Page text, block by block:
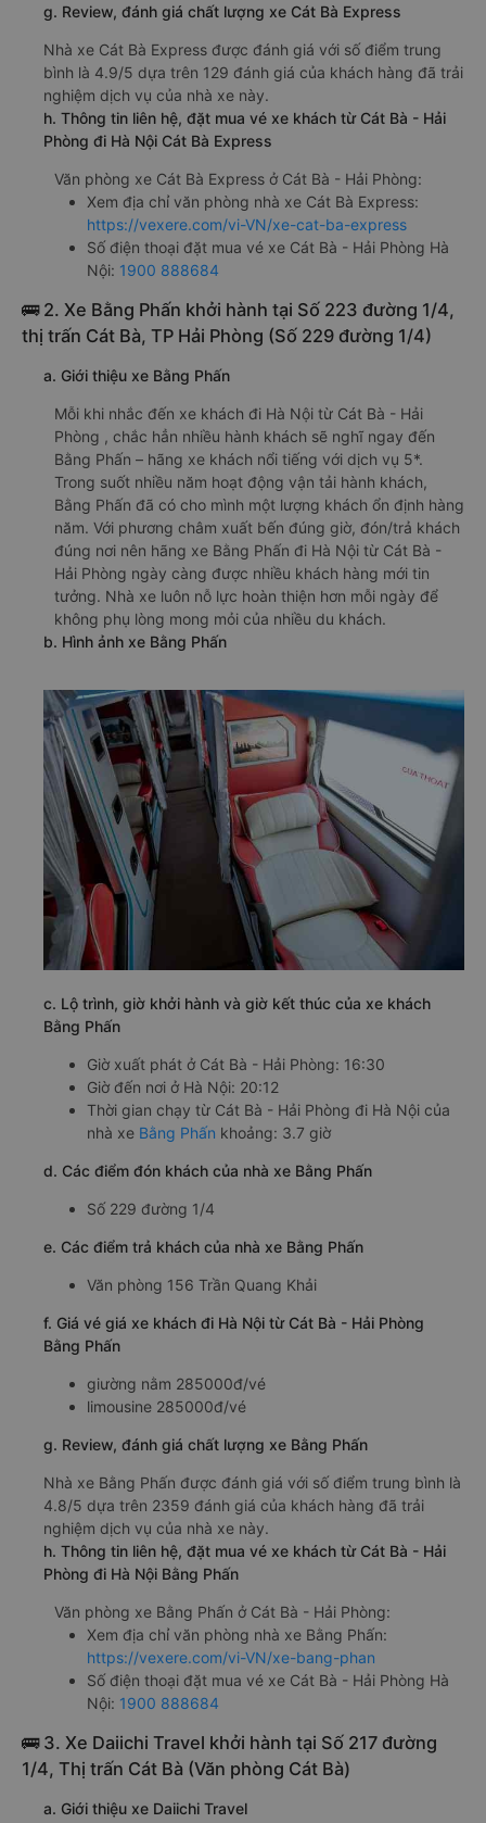
g. Review, đánh giá chất lượng xe Cát Bà Express
Nhà xe Cát Bà Express được đánh giá với số điểm trung
bình là 4.9/5 dựa trên 129 đánh giá của khách hàng đã trải
nghiệm dịch vụ của nhà xe này.
h. Thông tin liên hệ, đặt mua vé xe khách từ Cát Bà - Hải
Phòng đi Hà Nội Cát Bà Express
Văn phòng xe Cát Bà Express ở Cát Bà - Hải Phòng:
Xem địa chỉ văn phòng nhà xe Cát Bà Express:
https://vexere.com/vi-VN/xe-cat-ba-express
Số điện thoại đặt mua vé xe Cát Bà - Hải Phòng Hà
Nội: 1900 888684
🚌 2. Xe Bằng Phấn khởi hành tại Số 223 đường 1/4,
thị trấn Cát Bà, TP Hải Phòng (Số 229 đường 1/4)
a. Giới thiệu xe Bằng Phấn
Mỗi khi nhắc đến xe khách đi Hà Nội từ Cát Bà - Hải
Phòng , chắc hẳn nhiều hành khách sẽ nghĩ ngay đến
Bằng Phấn – hãng xe khách nổi tiếng với dịch vụ 5*.
Trong suốt nhiều năm hoạt động vận tải hành khách,
Bằng Phấn đã có cho mình một lượng khách ổn định hàng
năm. Với phương châm xuất bến đúng giờ, đón/trả khách
đúng nơi nên hãng xe Bằng Phấn đi Hà Nội từ Cát Bà -
Hải Phòng ngày càng được nhiều khách hàng mới tin
tưởng. Nhà xe luôn nỗ lực hoàn thiện hơn mỗi ngày để
không phụ lòng mong mỏi của nhiều du khách.
b. Hình ảnh xe Bằng Phấn
c. Lộ trình, giờ khởi hành và giờ kết thúc của xe khách
Bằng Phấn
Giờ xuất phát ở Cát Bà - Hải Phòng: 16:30
Giờ đến nơi ở Hà Nội: 20:12
Thời gian chạy từ Cát Bà - Hải Phòng đi Hà Nội của
nhà xe Bằng Phấn khoảng: 3.7 giờ
d. Các điểm đón khách của nhà xe Bằng Phấn
Số 229 đường 1/4
e. Các điểm trả khách của nhà xe Bằng Phấn
Văn phòng 156 Trần Quang Khải
f. Giá vé giá xe khách đi Hà Nội từ Cát Bà - Hải Phòng
Bằng Phấn
giường nằm 285000đ/vé
limousine 285000đ/vé
g. Review, đánh giá chất lượng xe Bằng Phấn
Nhà xe Bằng Phấn được đánh giá với số điểm trung bình là
4.8/5 dựa trên 2359 đánh giá của khách hàng đã trải
nghiệm dịch vụ của nhà xe này.
h. Thông tin liên hệ, đặt mua vé xe khách từ Cát Bà - Hải
Phòng đi Hà Nội Bằng Phấn
Văn phòng xe Bằng Phấn ở Cát Bà - Hải Phòng:
Xem địa chỉ văn phòng nhà xe Bằng Phấn:
https://vexere.com/vi-VN/xe-bang-phan
Số điện thoại đặt mua vé xe Cát Bà - Hải Phòng Hà
Nội: 1900 888684
🚌 3. Xe Daiichi Travel khởi hành tại Số 217 đường
1/4, Thị trấn Cát Bà (Văn phòng Cát Bà)
a. Giới thiệu xe Daiichi Travel